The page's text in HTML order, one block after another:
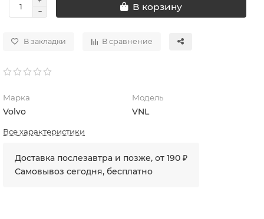
В корзину
В закладки В сравнение
Марка
Volvo
Модель
VNL
Все характеристики
Доставка послезавтра и позже, от 190 ₽
Самовывоз сегодня, бесплатно